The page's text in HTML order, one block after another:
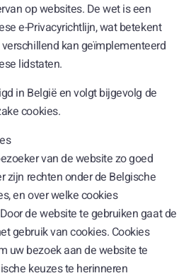
op websites. De wet is een
e-Privacyrichtlijn, wat betekent
kan geïmplementeerd
lidstaten.
in België en volgt bijgevolg de
cookies.
van de website zo goed
zijn rechten onder de Belgische
en over welke cookies
de website te gebruiken gaat de
gebruik van cookies. Cookies
uw bezoek aan de website te
keuzes te herinneren